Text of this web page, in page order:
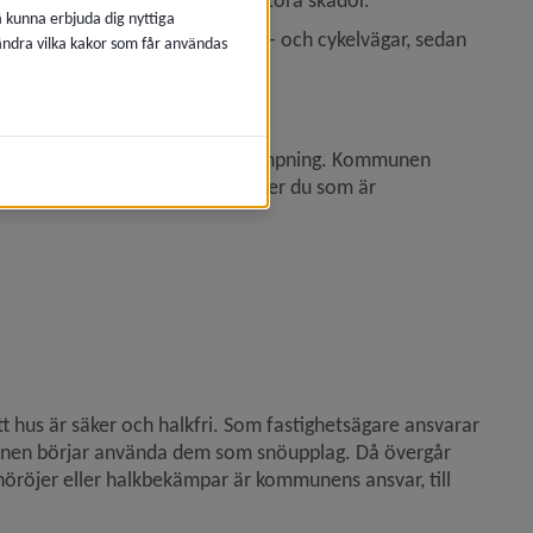
prioriterade gator, gång- och cykelvägar, sedan
för snöröjning och halkbekämpning. Kommunen
Inför vintersäsongen behöver du som är
är säker och halkfri. Som fastighetsägare ansvarar
börjar använda dem som snöupplag. Då övergår
eller halkbekämpar är kommunens ansvar, till
erbjuda dig nyttiga
vilka kakor som får användas